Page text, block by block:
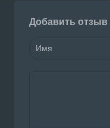
Добавить отзыв